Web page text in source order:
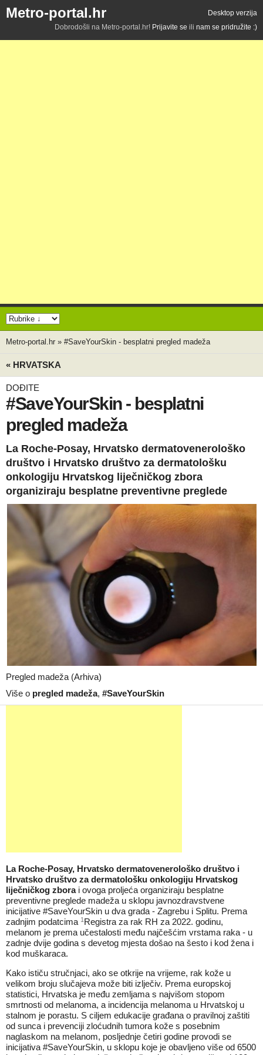
Metro-portal.hr
Desktop verzija
Dobrodošli na Metro-portal.hr! Prijavite se ili nam se pridružite :)
Metro-portal.hr » #SaveYourSkin - besplatni pregled madeža
« HRVATSKA
DOĐITE
#SaveYourSkin - besplatni
pregled madeža
La Roche-Posay, Hrvatsko dermatovenerološko
društvo i Hrvatsko društvo za dermatološku
onkologiju Hrvatskog liječničkog zbora
organiziraju besplatne preventivne preglede
Pregled madeža (Arhiva)
Više o pregled madeža, #SaveYourSkin
La Roche-Posay, Hrvatsko dermatovenerološko društvo i
Hrvatsko društvo za dermatološku onkologiju Hrvatskog
liječničkog zborai ovoga proljeća organiziraju besplatne
preventivne preglede madeža u sklopu javnozdravstvene
inicijative #SaveYourSkin u dva grada - Zagrebu i Splitu. Prema
zadnjim podatcima 1 Registra za rak RH za 2022. godinu,
melanom je prema učestalosti među najčešćim vrstama raka - u
zadnje dvije godina s devetog mjesta došao na šesto i kod žena i
kod muškaraca.
Kako ističu stručnjaci, ako se otkrije na vrijeme, rak kože u
velikom broju slučajeva može biti izlječiv. Prema europskoj
statistici, Hrvatska je među zemljama s najvišom stopom
smrtnosti od melanoma, a incidencija melanoma u Hrvatskoj u
stalnom je porastu. S ciljem edukacije građana o pravilnoj zaštiti
od sunca i prevenciji zloćudnih tumora kože s posebnim
naglaskom na melanom, posljednje četiri godine provodi se
inicijativa #SaveYourSkin, u sklopu koje je obavljeno više od 6500